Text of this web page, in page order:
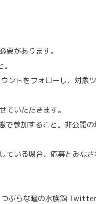
要があります。
ントをフォローし、対象
ていただきます。
で参加すること。非公開
ている場合、応募とみなさ
つぶらな瞳の水族館